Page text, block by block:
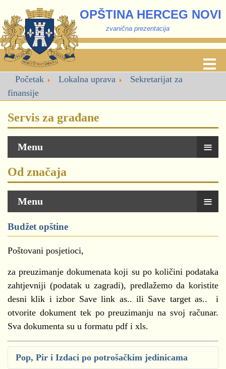
OPŠTINA HERCEG NOVI
zvanična prezentacija
Početak Lokalna uprava
Sekretarijat za
finansije
Servis za građane
Menu ≡
Od značaja
Menu ≡
Budžet opštine
Poštovani posjetioci,
za preuzimanje dokumenata koji su po količini podataka
zahtjevniji (podatak u zagradi), predlažemo da koristite
desni klik i izbor Save link as.. ili Save target as.. i
otvorite dokument tek po preuzimanju na svoj računar.
Sva dokumenta su u formatu pdf i xls.
Pop, Pir i Izdaci po potrošačkim jedinicama